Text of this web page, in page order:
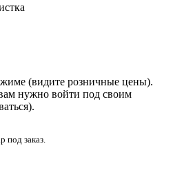
(видите розничные цены).
нужно войти под своим
заказ.